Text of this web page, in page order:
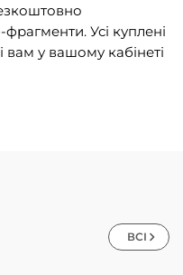
Усі куплені
вам у вашому кабінеті
ВСІ